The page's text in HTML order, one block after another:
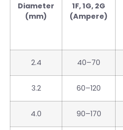
Diameter
(mm)
1F, 1G, 2G
(Ampere)
2.4 40–70
3.2 60–120
4.0 90–170